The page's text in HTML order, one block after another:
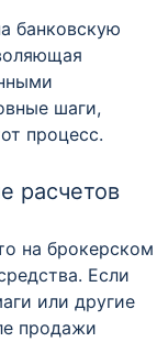
банковскую
шаги,
процесс.​
расчетов
на брокерском
Если
или другие
продажи